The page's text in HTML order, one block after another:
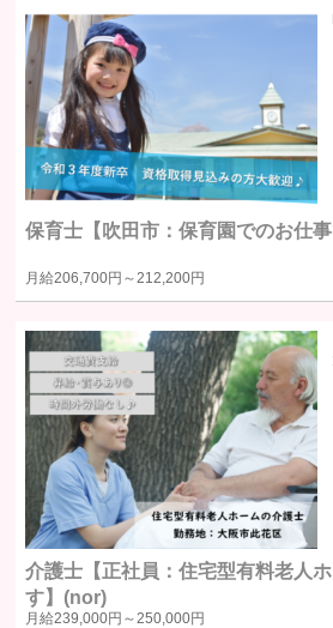
イバシーポリシーを掲示し、当プライバシー
れるサービス（以下「本サービス」といいま
（以下「利用企業等」といいます）および本
（以下「ユーザー」といいます）のプライバ
個人情報の管理に細心の注意を払い、これを
はありません。
本サービスの利用に伴う連絡・各種お知ら
ユーザーの承諾・申込みに基づく、本サー
情報の提供
属性情報･端末情報・位置情報・行動履歴
ツ等の配信・表示、本サービスの提供
本サービスの改善・新規サービスの開発・
本サービスに関するご意見、お問い合わせ
個人情報の第三者への提供
保育士【吹田市：保育園でのお仕
月給206,700円～212,200円
介護士【正社員：住宅型有料老人
す】(nor)
月給239,000円～250,000円